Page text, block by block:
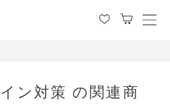
メ
ン対策 の関連商